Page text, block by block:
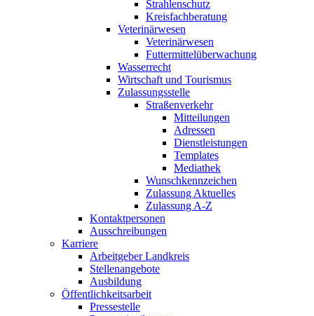
Strahlenschutz
Kreisfachberatung
Veterinärwesen
Veterinärwesen
Futtermittelüberwachung
Wasserrecht
Wirtschaft und Tourismus
Zulassungsstelle
Straßenverkehr
Mitteilungen
Adressen
Dienstleistungen
Templates
Mediathek
Wunschkennzeichen
Zulassung Aktuelles
Zulassung A-Z
Kontaktpersonen
Ausschreibungen
Karriere
Arbeitgeber Landkreis
Stellenangebote
Ausbildung
Öffentlichkeitsarbeit
Pressestelle